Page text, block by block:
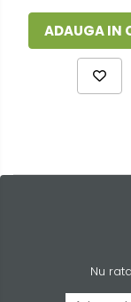
ADAUGA IN
Nu